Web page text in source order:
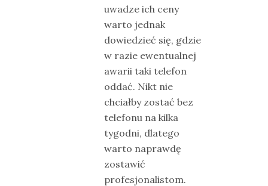
uwadze ich ceny
warto jednak
dowiedzieć się, gdzie
w razie ewentualnej
awarii taki telefon
oddać. Nikt nie
chciałby zostać bez
telefonu na kilka
tygodni, dlatego
warto naprawdę
zostawić
profesjonalistom.